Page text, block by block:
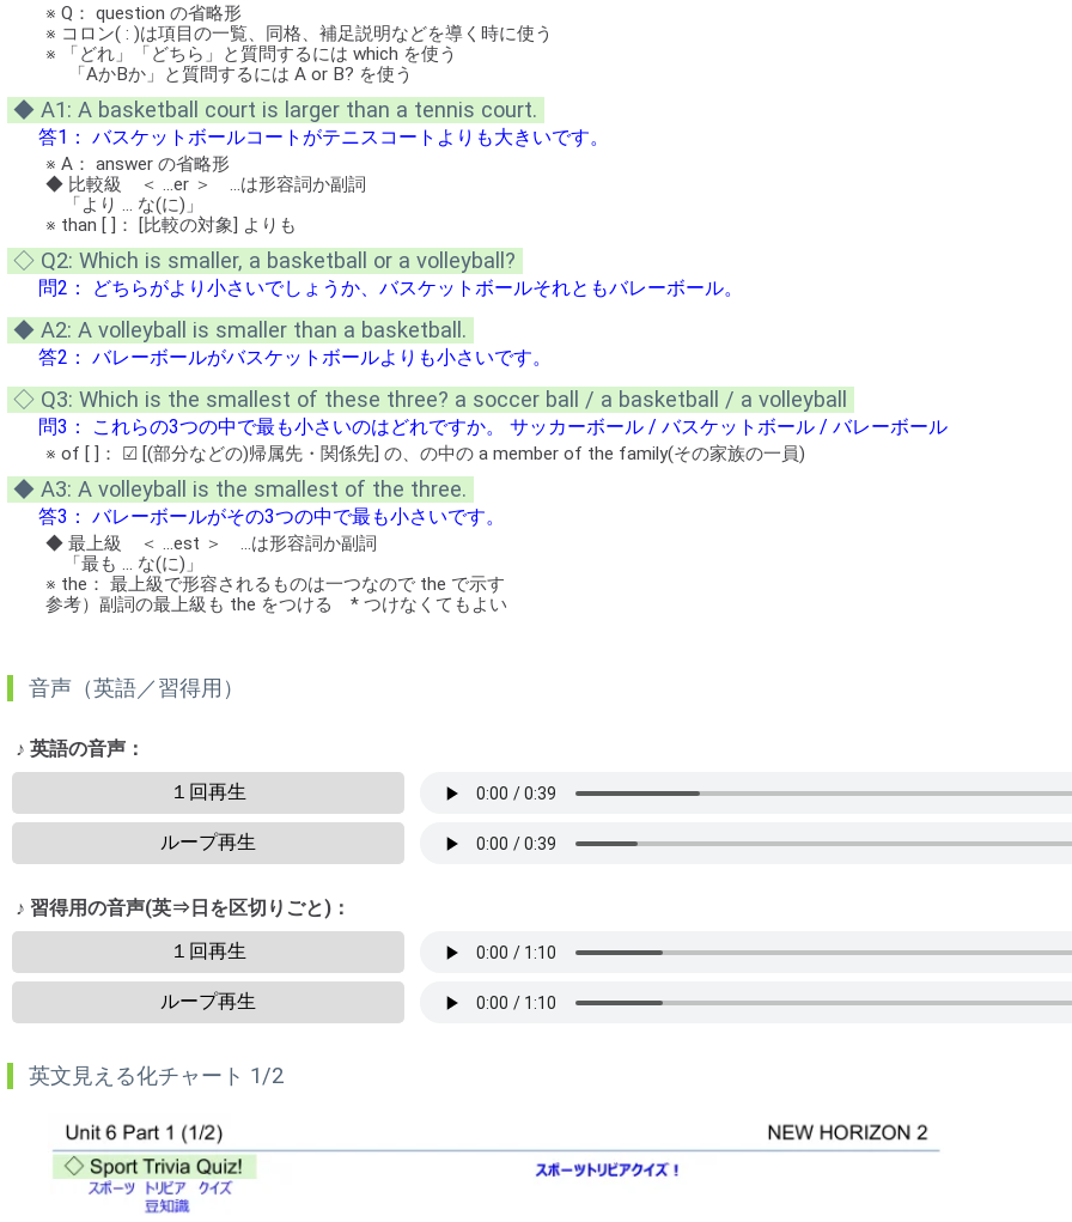
※ Q： question の省略形
※ コロン( : )は項目の一覧、同格、補足説明などを導く時に使う
※ 「どれ」「どちら」と質問するには which を使う
「AかBか」と質問するには A or B? を使う
◆ A1: A basketball court is larger than a tennis court.
答1： バスケットボールコートがテニスコートよりも大きいです。
※ A： answer の省略形
◆ 比較級 ＜ …er ＞ …は形容詞か副詞
「より … な(に)」
※ than [ ]： [比較の対象] よりも
◇ Q2: Which is smaller, a basketball or a volleyball?
問2： どちらがより小さいでしょうか、バスケットボールそれともバレーボール。
◆ A2: A volleyball is smaller than a basketball.
答2： バレーボールがバスケットボールよりも小さいです。
◇ Q3: Which is the smallest of these three? a soccer ball / a basketball / a volleyball
問3： これらの3つの中で最も小さいのはどれですか。 サッカーボール / バスケットボール / バレーボール
※ of [ ]： ☑ [(部分などの)帰属先・関係先] の、の中の a member of the family(その家族の一員)
◆ A3: A volleyball is the smallest of the three.
答3： バレーボールがその3つの中で最も小さいです。
◆ 最上級 ＜ …est ＞ …は形容詞か副詞
「最も … な(に)」
※ the： 最上級で形容されるものは一つなので the で示す
参考）副詞の最上級も the をつける * つけなくてもよい
音声（英語／習得用）
♪ 英語の音声：
１回再生
ループ再生
♪ 習得用の音声(英⇒日を区切りごと)：
１回再生
ループ再生
英文見える化チャート 1/2